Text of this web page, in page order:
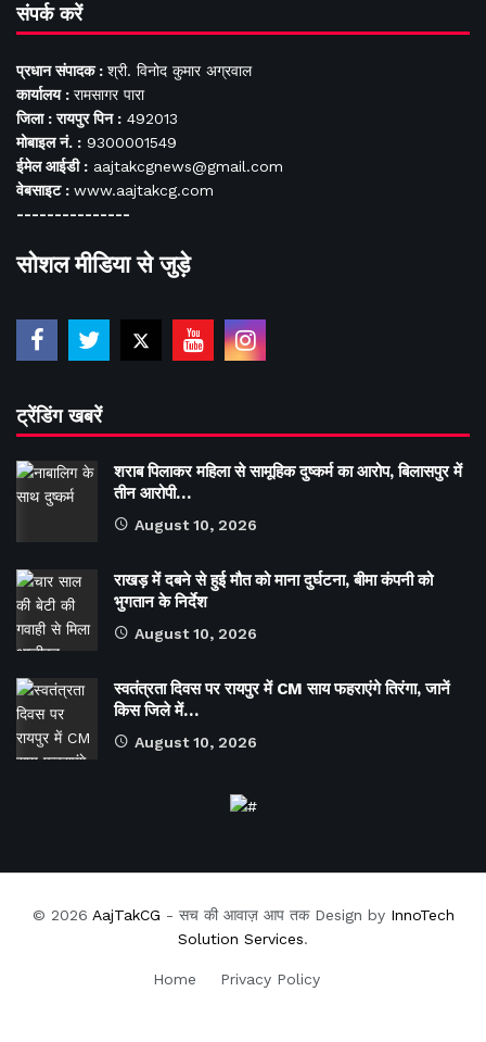
संपर्क करें
प्रधान संपादक : श्री. विनोद कुमार अग्रवाल
कार्यालय : रामसागर पारा
जिला : रायपुर पिन : 492013
मोबाइल नं. : 9300001549
ईमेल आईडी : aajtakcgnews@gmail.com
वेबसाइट : www.aajtakcg.com
---------------
सोशल मीडिया से जुड़े
ट्रेंडिंग खबरें
शराब पिलाकर महिला से सामूहिक दुष्कर्म का आरोप, बिलासपुर में
तीन आरोपी…
August 10, 2026
राखड़ में दबने से हुई मौत को माना दुर्घटना, बीमा कंपनी को
भुगतान के निर्देश
August 10, 2026
स्वतंत्रता दिवस पर रायपुर में CM साय फहराएंगे तिरंगा, जानें
किस जिले में…
August 10, 2026
© 2026 AajTakCG - सच की आवाज़ आप तक Design by InnoTech
Solution Services.
Home Privacy Policy